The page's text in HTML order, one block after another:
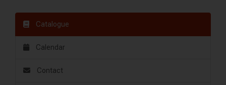
Catalogue
Calendar
Contact